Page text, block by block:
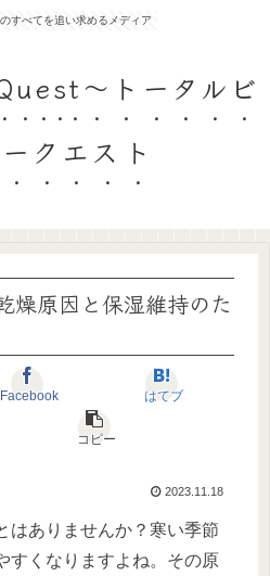
すべてを追い求めるメディア
～トータルビ
クエスト
燥原因と保湿維持のた
Facebook はてブ
コピー
2023.11.18
はありませんか？寒い季節
すくなりますよね。その原